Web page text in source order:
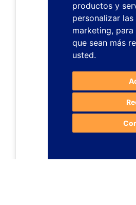
productos y
personalizar
marketing, para
que sean más
usted.